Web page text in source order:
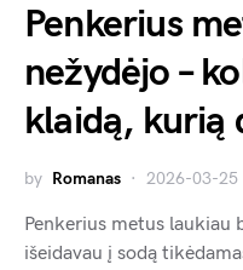
Penkerius
nežydėjo –
klaidą, kurią
by Romanas 2026-03-25
Penkerius metus laukiau
išeidavau į sodą